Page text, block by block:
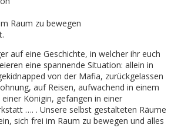
Raum zu bewegen
auf eine Geschichte, in welcher ihr euch
eine spannende Situation: allein in
von der Mafia, zurückgelassen
auf Reisen, aufwachend in einem
Königin, gefangen in einer
…. . Unsere selbst gestalteten Räume
sich frei im Raum zu bewegen und alles